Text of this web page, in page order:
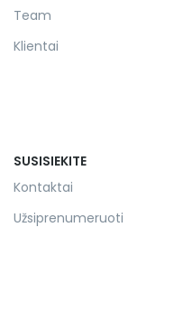
Team
Klientai
SUSISIEKITE
Kontaktai
Užsiprenumeruoti